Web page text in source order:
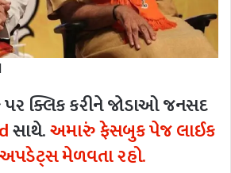
ક્લિક કરીને જોડાઓ જનસદ
સાથે.અમારું ફેસબુક પેજ લાઈક
મેળવતા રહો.